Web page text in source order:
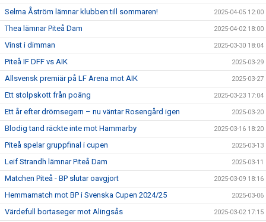
Selma Åström lämnar klubben till sommaren! 2025-04-05 12:00
Thea lämnar Piteå Dam 2025-04-02 18:00
Vinst i dimman 2025-03-30 18:04
Piteå IF DFF vs AIK 2025-03-29
Allsvensk premiär på LF Arena mot AIK 2025-03-27
Ett stolpskott från poäng 2025-03-23 17:04
Ett år efter drömsegern – nu väntar Rosengård igen 2025-03-20
Blodig tand räckte inte mot Hammarby 2025-03-16 18:20
Piteå spelar gruppfinal i cupen 2025-03-13
Leif Strandh lämnar Piteå Dam 2025-03-11
Matchen Piteå - BP slutar oavgjort 2025-03-09 18:16
Hemmamatch mot BP i Svenska Cupen 2024/25 2025-03-06
Värdefull bortaseger mot Alingsås 2025-03-02 17:15